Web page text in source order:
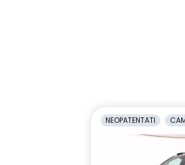
pressione pneumatici indiretto
NEOPATENTATI